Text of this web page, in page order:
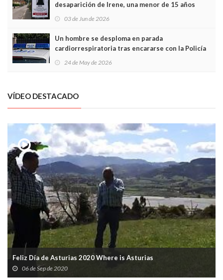
desaparición de Irene, una menor de 15 años
03 de Jun de 2026
Un hombre se desploma en parada
cardiorrespiratoria tras encararse con la Policía
Local en Luanco
24 de May de 2026
VÍDEO DESTACADO
Feliz Día de Asturias 2020 Where is Asturias
06 de Sep de 2020